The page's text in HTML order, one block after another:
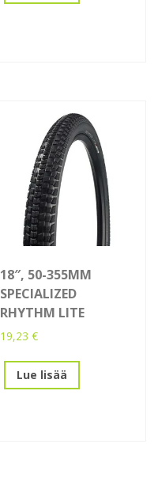
18″, 50-355MM
SPECIALIZED
RHYTHM LITE
19,23€
Lue lisää